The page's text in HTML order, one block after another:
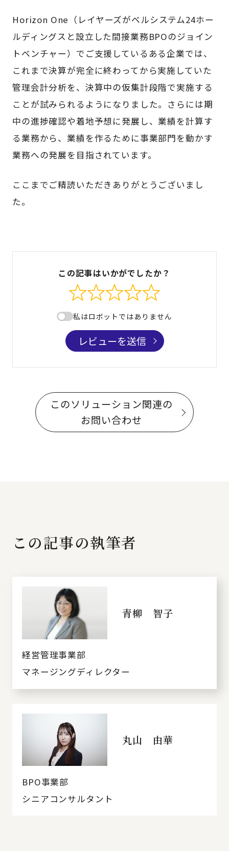
Horizon One（レイヤーズがベルシステム24ホー
ルディングスと設立した間接業務BPOのジョイン
トベンチャー）でご支援しているある企業では、
これまで決算が完全に終わってから実施していた
管理会計分析を、決算中の仮集計段階で実施する
ことが試みられるようになりました。さらには期
中の進捗確認や着地予想に発展し、業績を計算す
る業務から、業績を作るために事業部門を動かす
業務への発展を目指されています。
ここまでご精読いただきありがとうございまし
た。
この記事はいかがでしたか？
私はロボットではありません
レビューを送信
このソリューション関連の
お問い合わせ
この記事の執筆者
青柳 智子
経営管理事業部
マネージングディレクター
丸山 由華
BPO事業部
シニアコンサルタント